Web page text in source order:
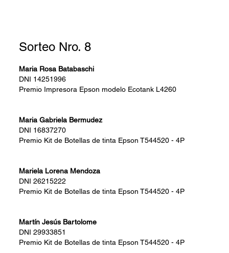
Sorteo Nro. 8
Maria Rosa Batabaschi
DNI 14251996
Premio Impresora Epson modelo Ecotank L4260
Maria Gabriela Bermudez
DNI 16837270
Premio Kit de Botellas de tinta Epson T544520 - 4P
Mariela Lorena Mendoza
DNI 26215222
Premio Kit de Botellas de tinta Epson T544520 - 4P
Martín Jesús Bartolome
DNI 29933851
Premio Kit de Botellas de tinta Epson T544520 - 4P